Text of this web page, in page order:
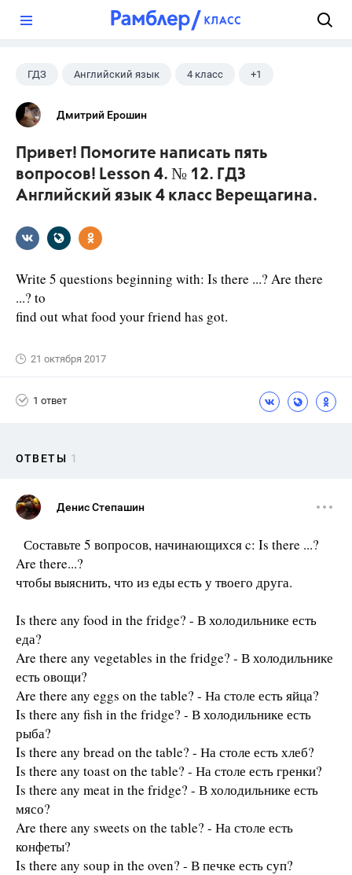
ГДЗ Английский язык 4 класс +1
Верещагина И.Н.
Дмитрий Ерошин
Привет! Помогите написать пять
вопросов! Lesson 4. № 12. ГДЗ
Английский язык 4 класс Верещагина.
Write 5 questions beginning with: Is there ...? Are there
...? to
find out what food your friend has got.
21 октября 2017
1 ответ
ОТВЕТЫ 1
Денис Степашин
Составьте 5 вопросов, начинающихся c: Is there ...?
Are there...?
чтобы выяснить, что из еды есть у твоего друга.
Is there any food in the fridge? - В холодильнике есть
еда?
Are there any vegetables in the fridge? - В холодильнике
есть овощи?
Are there any eggs on the table? - На столе есть яйца?
Is there any fish in the fridge? - В холодильнике есть
рыба?
Is there any bread on the table? - На столе есть хлеб?
Is there any toast on the table? - На столе есть гренки?
Is there any meat in the fridge? - В холодильнике есть
мясо?
Are there any sweets on the table? - На столе есть
конфеты?
Is there any soup in the oven? - В печке есть суп?